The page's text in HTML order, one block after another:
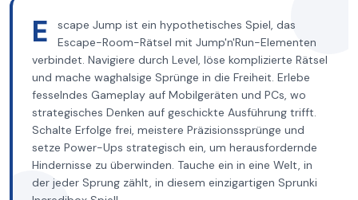
E
scape Jump ist ein hypothetisches Spiel, das
Escape-Room-Rätsel mit Jump'n'Run-Elementen
verbindet. Navigiere durch Level, löse komplizierte Rätsel
und mache waghalsige Sprünge in die Freiheit. Erlebe
fesselndes Gameplay auf Mobilgeräten und PCs, wo
strategisches Denken auf geschickte Ausführung trifft.
Schalte Erfolge frei, meistere Präzisionssprünge und
setze Power-Ups strategisch ein, um herausfordernde
Hindernisse zu überwinden. Tauche ein in eine Welt, in
der jeder Sprung zählt, in diesem einzigartigen Sprunki